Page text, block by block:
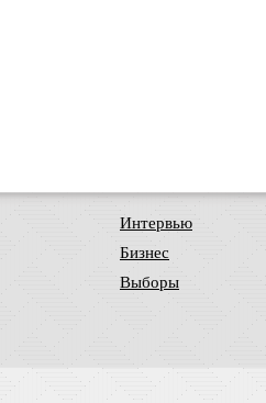
Интервью
Бизнес
Выборы